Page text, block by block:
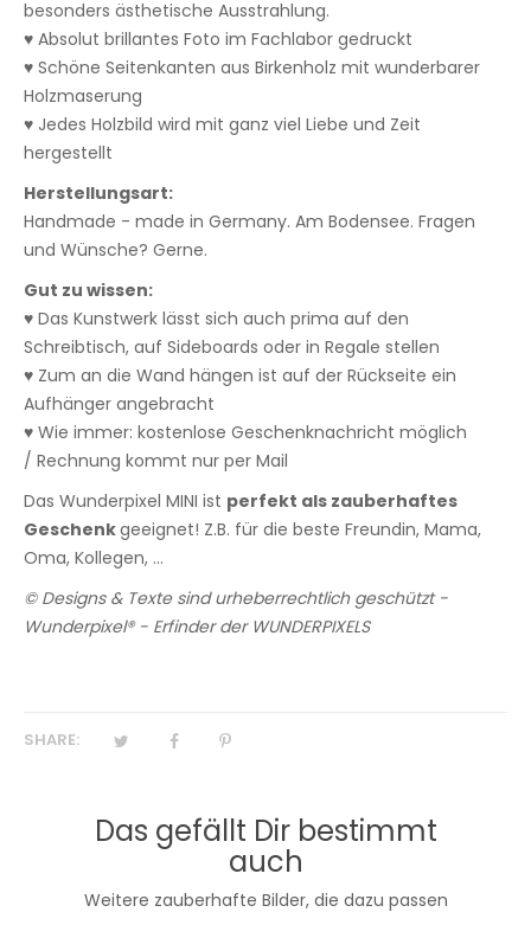
besonders ästhetische Ausstrahlung.
♥ Absolut brillantes Foto im Fachlabor gedruckt
♥ Schöne Seitenkanten aus Birkenholz mit wunderbarer
Holzmaserung
♥ Jedes Holzbild wird mit ganz viel Liebe und Zeit
hergestellt
Herstellungsart:
Handmade - made in Germany. Am Bodensee. Fragen
und Wünsche? Gerne.
Gut zu wissen:
♥ Das Kunstwerk lässt sich auch prima auf den
Schreibtisch, auf Sideboards oder in Regale stellen
♥ Zum an die Wand hängen ist auf der Rückseite ein
Aufhänger angebracht
♥ Wie immer: kostenlose Geschenknachricht möglich
/ Rechnung kommt nur per Mail
Das Wunderpixel MINI ist perfekt als zauberhaftes
Geschenkgeeignet! Z.B. für die beste Freundin, Mama,
Oma, Kollegen, ...
© Designs & Texte sind urheberrechtlich geschützt -
Wunderpixel® - Erfinder der WUNDERPIXELS
SHARE:
Das gefällt Dir bestimmt
auch
Weitere zauberhafte Bilder, die dazu passen